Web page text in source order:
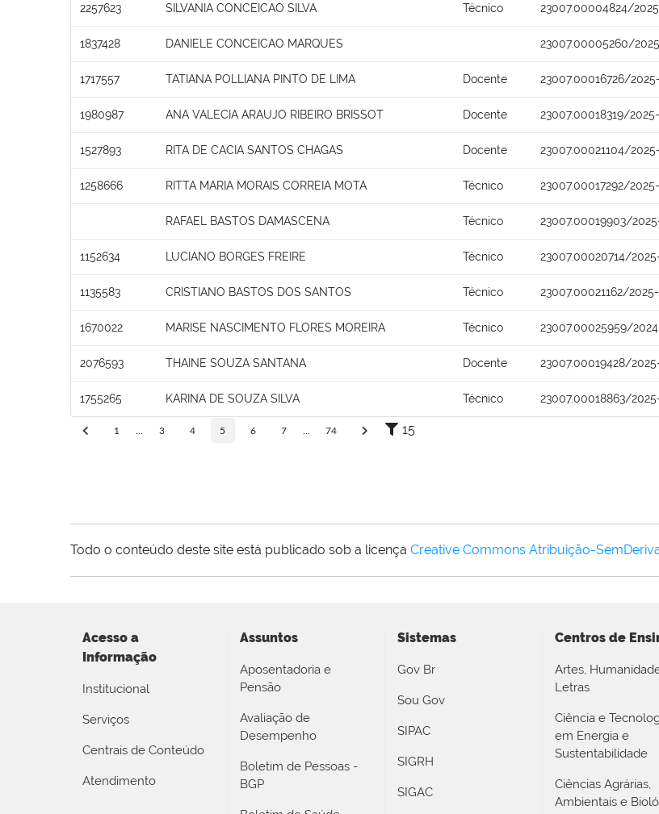
2257623 SILVANIA CONCEICAO SILVA Técnico 23007.00004824/
1837428 DANIELE CONCEICAO MARQUES 23007.00005260/
1717557 TATIANA POLLIANA PINTO DE LIMA Docente 23007.00016726/
1980987 ANA VALECIA ARAUJO RIBEIRO BRISSOT Docente 23007.00018319/
1527893 RITA DE CACIA SANTOS CHAGAS Docente 23007.00021104/
1258666 RITTA MARIA MORAIS CORREIA MOTA Técnico 23007.00017292/
RAFAEL BASTOS DAMASCENA Técnico 23007.00019903/
1152634 LUCIANO BORGES FREIRE Técnico 23007.00020714/
1135583 CRISTIANO BASTOS DOS SANTOS Técnico 23007.00021162/
1670022 MARISE NASCIMENTO FLORES MOREIRA Técnico 23007.00025959/
2076593 THAINE SOUZA SANTANA Docente 23007.00019428/
1755265 KARINA DE SOUZA SILVA Técnico 23007.00018863/
1 3 4 5 6 7 74 15
Todo o conteúdo deste site está publicado sob a licença Creative Commons Atribuição-
Acesso a
Informação
Institucional
Serviços
Centrais de Conteúdo
Atendimento
Assuntos
Aposentadoria e
Pensão
Avaliação de
Desempenho
Boletim de Pessoas -
BGP
Sistemas
Gov Br
Sou Gov
SIPAC
SIGRH
SIGAC
Centros de
Artes,
Letras
Ciência e
em Energia e
Sustentabilidade
Ciências Agrárias,
Ambientais e